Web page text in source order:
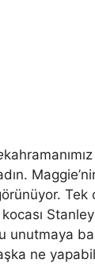
Tek
unutmaya
ne